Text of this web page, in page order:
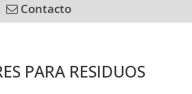
Contacto
PARA RESIDUOS